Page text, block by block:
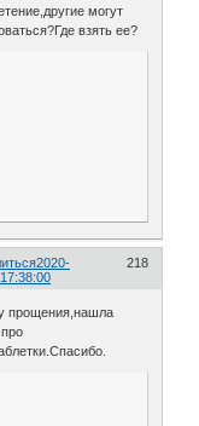
могут
взять ее?
218
2020-
прощения,нашла